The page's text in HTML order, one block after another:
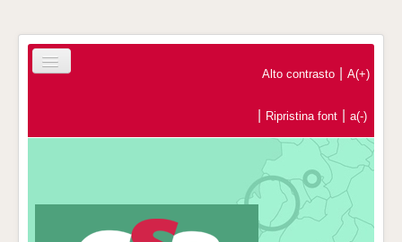
Contatti
Alto contrasto A(+)
Ripristina font a(-)